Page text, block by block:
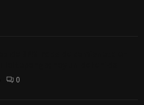
0